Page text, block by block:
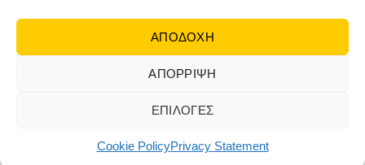
ΑΠΟΔΟΧΗ
ΑΠΟΡΡΙΨΗ
ΕΠΙΛΟΓΕΣ
Cookie PolicyPrivacy Statement
Web development